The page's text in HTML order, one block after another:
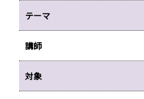
テーマ
講師
対象